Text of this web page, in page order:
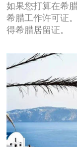
如果您打算在希
希腊工作许可证
得希腊居留证。